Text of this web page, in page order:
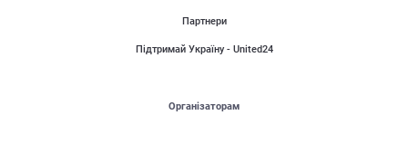
Партнери
Підтримай Україну - United24
Організаторам